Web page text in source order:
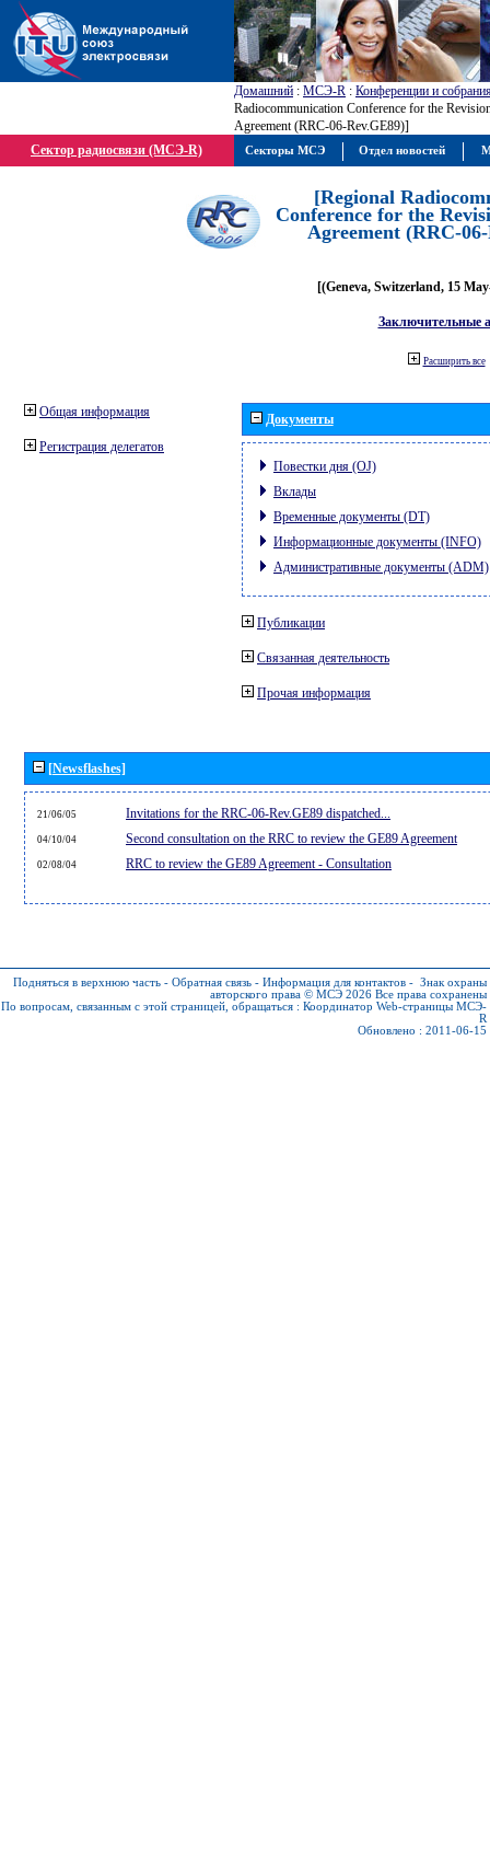
Домашний : МСЭ-R : Конференции и
Radiocommunication Conference for the
Agreement (RRC-06-Rev.GE89)]
Сектор радиосвязи (МСЭ-R)
[Regional
Conference for the
Agreement (RRC-
[(Geneva, Switzerland, 15
Заключительные
Расширить все
Общая информация
Регистрация делегатов
Документы
Повестки дня (OJ)
Вклады
Временные документы (DT)
Информационные документы (INFO)
Административные документы (ADM)
Публикации
Связанная деятельность
Прочая информация
[Newsflashes]
21/06/05 Invitations for the RRC-06-Rev.GE89 dispatched...
04/10/04 Second consultation on the RRC to review the GE89 Agreement
02/08/04 RRC to review the GE89 Agreement - Consultation
Подняться в верхнюю часть - Обратная связь - Информация для контактов - Знак охраны
авторского права © МСЭ 2026 Все права сохранены
По вопросам, связанным с этой страницей, обращаться : Координатор Web-страницы МСЭ-
R
Обновлено : 2011-06-15
Секторы МСЭ Отдел новостей